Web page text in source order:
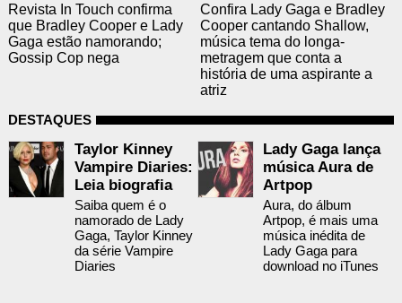
Revista In Touch confirma
que Bradley Cooper e Lady
Gaga estão namorando;
Gossip Cop nega
Confira Lady Gaga e Bradley
Cooper cantando Shallow,
música tema do longa-
metragem que conta a
história de uma aspirante a
atriz
DESTAQUES
Taylor Kinney
Vampire Diaries:
Leia biografia
Saiba quem é o
namorado de Lady
Gaga, Taylor Kinney
da série Vampire
Diaries
Lady Gaga lança
música Aura de
Artpop
Aura, do álbum
Artpop, é mais uma
música inédita de
Lady Gaga para
download no iTunes